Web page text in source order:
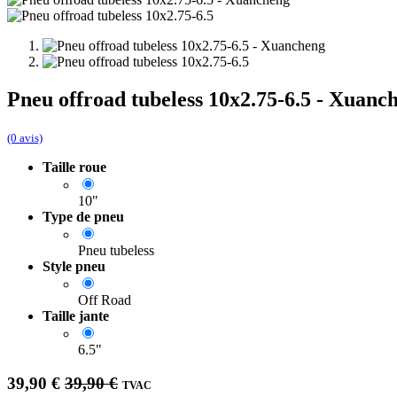
Pneu offroad tubeless 10x2.75-6.5 -
(0 avis)
Taille roue
10"
Type de pneu
Pneu tubeless
Style pneu
Off Road
Taille jante
6.5"
39,90 € 39,90€ TVAC